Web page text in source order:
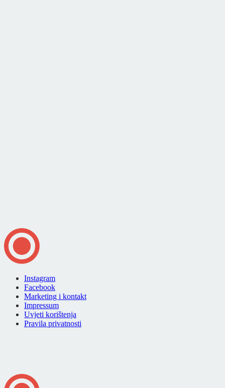
Instagram
Facebook
Marketing i kontakt
Impressum
Uvjeti korištenja
Pravila privatnosti